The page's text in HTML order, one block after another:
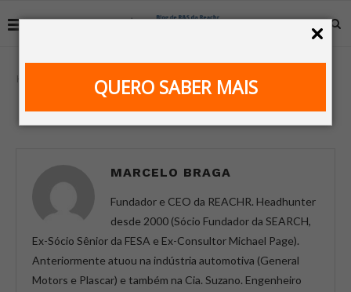
QUERO SABER MAIS
Home Autor
MARCELO BRAGA
Fundador e CEO da REACHR. Headhunter
desde 2000 (Sócio Fundador da SEARCH,
Ex-Sócio Sênior da FESA e Ex-Consultor Michael Page).
Anteriormente atuou na indústria automotiva (General
Motors e Plascar) e também na Cia. Suzano. Engenheiro